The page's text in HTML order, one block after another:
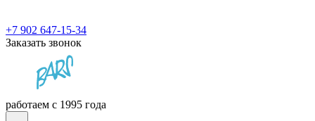
+7 902 647-15-34
Заказать звонок
работаем с 1995 года